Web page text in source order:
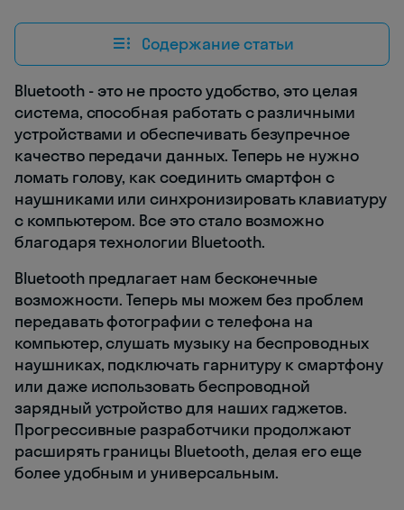
Содержание статьи
Bluetooth - это не просто удобство, это целая
система, способная работать с различными
устройствами и обеспечивать безупречное
качество передачи данных. Теперь не нужно
ломать голову, как соединить смартфон с
наушниками или синхронизировать клавиатуру
с компьютером. Все это стало возможно
благодаря технологии Bluetooth.
Bluetooth предлагает нам бесконечные
возможности. Теперь мы можем без проблем
передавать фотографии с телефона на
компьютер, слушать музыку на беспроводных
наушниках, подключать гарнитуру к смартфону
или даже использовать беспроводной
зарядный устройство для наших гаджетов.
Прогрессивные разработчики продолжают
расширять границы Bluetooth, делая его еще
более удобным и универсальным.